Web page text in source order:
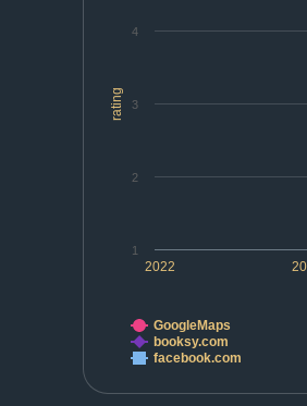
rating
2022
1
2
3
4
GoogleMaps
booksy.com
facebook.com